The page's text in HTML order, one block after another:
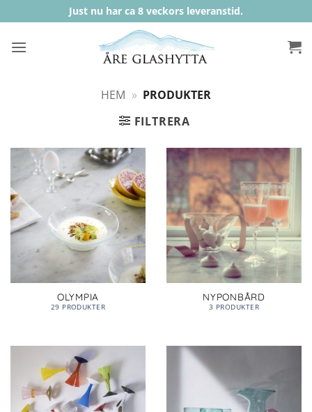
to
content
Just nu har ca 8 veckors leveranstid.
HEM » PRODUKTER
FILTRERA
OLYMPIA
29 PRODUKTER
NYPONBÅRD
3 PRODUKTER